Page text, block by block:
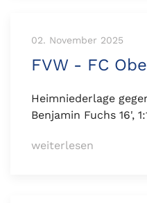
02. November 2025
FVW - FC
Heimniederlage
Benjamin Fuchs 16',
weiterlesen